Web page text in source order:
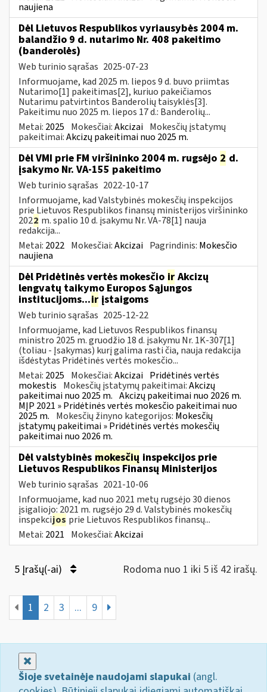
naujiena
Dėl Lietuvos Respublikos vyriausybės 2004 m.
balandžio 9 d. nutarimo Nr. 408 pakeitimo
(banderolės)
Web turinio sąrašas 2025-07-23
Informuojame, kad 2025 m. liepos 9 d. buvo priimtas
Nutarimo[1] pakeitimas[2], kuriuo pakeičiamos
Nutarimu patvirtintos Banderolių taisyklės[3].
Pakeitimu nuo 2025 m. liepos 17 d.: Banderolių...
Metai: 2025 Mokesčiai:Akcizai Mokesčių įstatymų
pakeitimai:Akcizų pakeitimai nuo 2025 m.
Dėl VMI prie FM viršininko 2004 m. rugsėjo 2 d.
įsakymo Nr. VA-155 pakeitimo
Web turinio sąrašas 2022-10-17
Informuojame, kad Valstybinės mokesčių inspekcijos
prie Lietuvos Respublikos finansų ministerijos viršininko
2022 m. spalio 10 d. įsakymu Nr. VA-78[1] nauja
redakcija...
Metai: 2022 Mokesčiai:Akcizai Pagrindinis: Mokesčio
naujiena
Dėl Pridėtinės vertės mokesčio ir Akcizų
lengvatų taikymo Europos Sąjungos
institucijoms...ir įstaigoms
Web turinio sąrašas 2025-12-22
Informuojame, kad Lietuvos Respublikos finansų
ministro 2025 m. gruodžio 18 d. įsakymu Nr. 1K-307[1]
(toliau - Įsakymas) kurį galima rasti čia, nauja redakcija
išdėstytas Pridėtinės vertės mokesčio...
Metai: 2025 Mokesčiai:Akcizai Pridėtinės vertės
mokestis Mokesčių įstatymų pakeitimai:Akcizų
pakeitimai nuo 2025 m. Akcizų pakeitimai nuo 2026 m.
MĮP 2021 » Pridėtinės vertės mokesčio pakeitimai nuo
2025 m. Mokesčių žinyno kategorijos: Mokesčių
įstatymų pakeitimai » Pridėtinės vertės mokesčių
pakeitimai nuo 2026 m.
Dėl valstybinės mokesčių inspekcijos prie
Lietuvos Respublikos Finansų Ministerijos
Web turinio sąrašas 2021-10-06
Informuojame, kad nuo 2021 metų rugsėjo 30 dienos
įsigaliojo: 2021 m. rugsėjo 29 d. Valstybinės mokesčių
inspekcijos prie Lietuvos Respublikos finansų...
Metai: 2021 Mokesčiai:Akcizai
5 Įrašų(-ai) Rodoma nuo 1 iki 5 iš 42 irašų.
1 2 3 ... 9
Šioje svetainėje naudojami slapukai (angl.